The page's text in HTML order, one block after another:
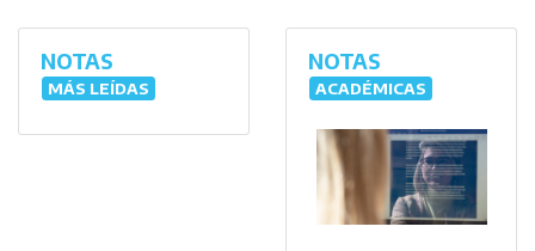
NOTAS
MÁS LEÍDAS
NOTAS
ACADÉMICAS